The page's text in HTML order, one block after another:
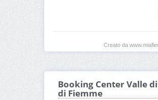
Creato da
Booking Center Valle
di Fiemme